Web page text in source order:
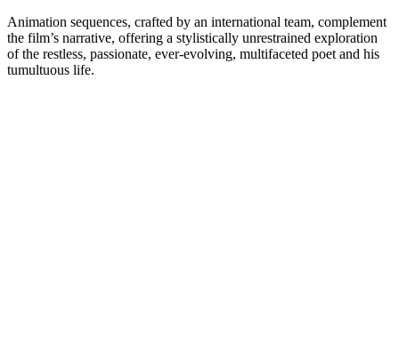
Animation sequences, crafted by an international team, complement
the film’s narrative, offering a stylistically unrestrained exploration
of the restless, passionate, ever-evolving, multifaceted poet and his
tumultuous life.